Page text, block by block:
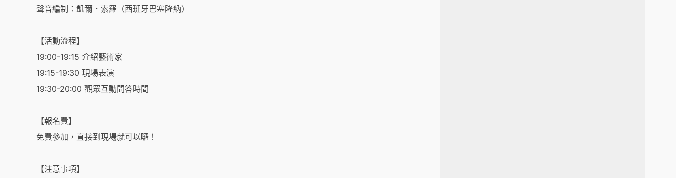
聲音編制：凱爾．索羅（西班牙巴塞隆納）
【活動流程】
19:00-19:15 介紹藝術家
19:15-19:30 現場表演
19:30-20:00 觀眾互動問答時間
【報名費】
免費參加，直接到現場就可以囉！
【注意事項】